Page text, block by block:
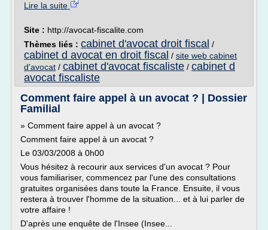
Lire la suite
Site : http://avocat-fiscalite.com
Thèmes liés : cabinet d'avocat droit fiscal /
cabinet d avocat en droit fiscal / site web cabinet
d'avocat / cabinet d'avocat fiscaliste / cabinet d
avocat fiscaliste
Comment faire appel à un avocat ? | Dossier
Familial
» Comment faire appel à un avocat ?
Comment faire appel à un avocat ?
Le 03/03/2008 à 0h00
Vous hésitez à recourir aux services d'un avocat ? Pour
vous familiariser, commencez par l'une des consultations
gratuites organisées dans toute la France. Ensuite, il vous
restera à trouver l'homme de la situation... et à lui parler de
votre affaire !
D'après une enquête de l'Insee (Insee...